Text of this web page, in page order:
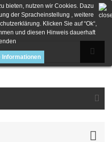
bieten, nutzen wir Cookies. Dazu
der Spracheinstellung , weitere
Klicken Sie auf “Ok“,
und diesen Hinweis dauerhaft
Informationen